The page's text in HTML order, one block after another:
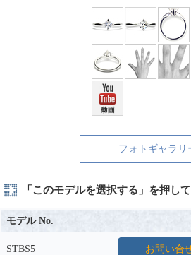
フォトギャラリ
「このモデルを選択する」を押して
モデル No.
STBS5 お問い合